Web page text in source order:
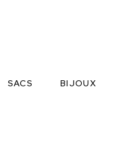
SACS BIJOUX